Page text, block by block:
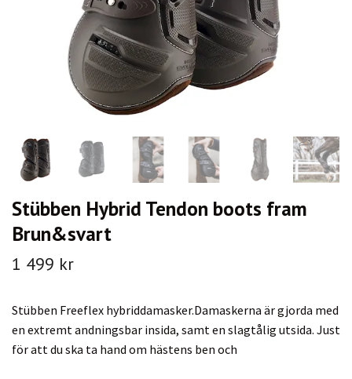
Stübben Hybrid Tendon boots fram
Brun&svart
1 499 kr
Stübben Freeflex hybriddamasker.Damaskerna är gjorda med
en extremt andningsbar insida, samt en slagtålig utsida. Just
för att du ska ta hand om hästens ben och